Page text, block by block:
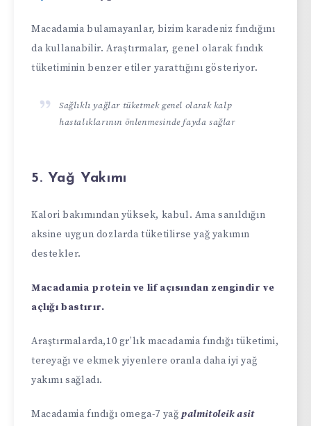
Macadamia bulamayanlar, bizim karadeniz fındığını
da kullanabilir. Araştırmalar, genel olarak fındık
tüketiminin benzer etiler yarattığını gösteriyor.
Sağlıklı yağlar tüketmek genel olarak kalp
hastalıklarının önlenmesinde fayda sağlar
5. Yağ Yakımı
Kalori bakımından yüksek, kabul. Ama sanıldığın
aksine uygun dozlarda tüketilirse yağ yakımın
destekler.
Macadamia protein ve lif açısından zengindir ve
açlığı bastırır.
Araştırmalarda,10 gr’lık macadamia fındığı tüketimi,
tereyağı ve ekmek yiyenlere oranla daha iyi yağ
yakımı sağladı.
Macadamia fındığı omega-7 yağ palmitoleik asit